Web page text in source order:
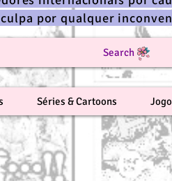
por qualquer
Search
Séries & Cartoons